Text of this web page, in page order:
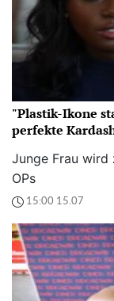
"Plastik-Ikone
perfekte
Junge Frau wird
OPs
15:00 15.07